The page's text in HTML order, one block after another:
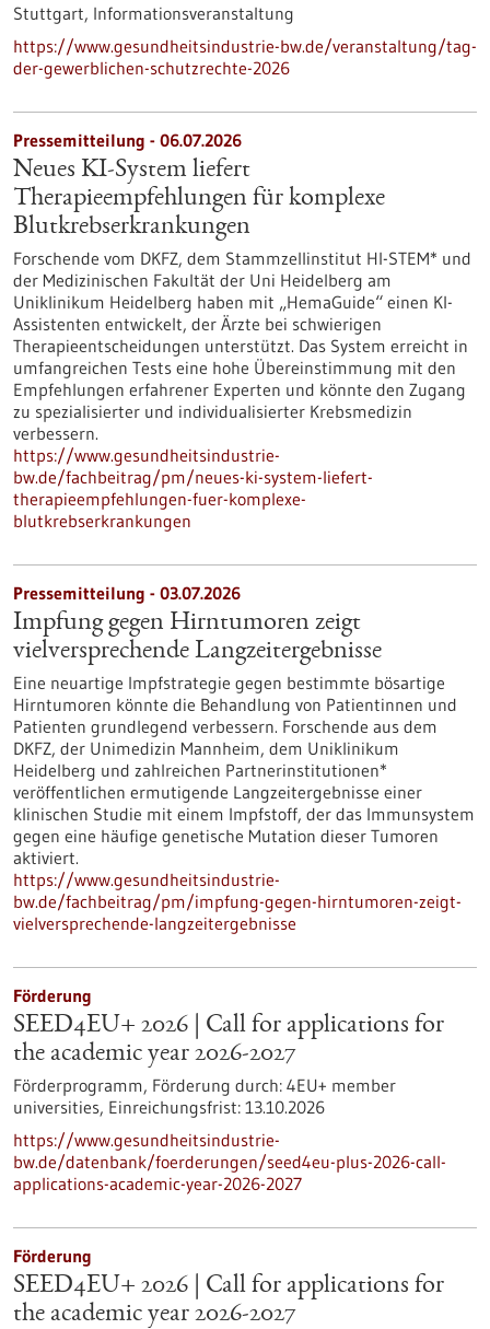
Stuttgart, Informationsveranstaltung
https://www.gesundheitsindustrie-bw.de/veranstaltung/tag-
der-gewerblichen-schutzrechte-2026
Pressemitteilung - 06.07.2026
Neues KI-System liefert
Therapieempfehlungen für komplexe
Blutkrebserkrankungen
Forschende vom DKFZ, dem Stammzellinstitut HI-STEM* und
der Medizinischen Fakultät der Uni Heidelberg am
Uniklinikum Heidelberg haben mit „HemaGuide“ einen KI-
Assistenten entwickelt, der Ärzte bei schwierigen
Therapieentscheidungen unterstützt. Das System erreicht in
umfangreichen Tests eine hohe Übereinstimmung mit den
Empfehlungen erfahrener Experten und könnte den Zugang
zu spezialisierter und individualisierter Krebsmedizin
verbessern.
https://www.gesundheitsindustrie-
bw.de/fachbeitrag/pm/neues-ki-system-liefert-
therapieempfehlungen-fuer-komplexe-
blutkrebserkrankungen
Pressemitteilung - 03.07.2026
Impfung gegen Hirntumoren zeigt
vielversprechende Langzeitergebnisse
Eine neuartige Impfstrategie gegen bestimmte bösartige
Hirntumoren könnte die Behandlung von Patientinnen und
Patienten grundlegend verbessern. Forschende aus dem
DKFZ, der Unimedizin Mannheim, dem Uniklinikum
Heidelberg und zahlreichen Partnerinstitutionen*
veröffentlichen ermutigende Langzeitergebnisse einer
klinischen Studie mit einem Impfstoff, der das Immunsystem
gegen eine häufige genetische Mutation dieser Tumoren
aktiviert.
https://www.gesundheitsindustrie-
bw.de/fachbeitrag/pm/impfung-gegen-hirntumoren-zeigt-
vielversprechende-langzeitergebnisse
Förderung
SEED4EU+ 2026 | Call for applications for
the academic year 2026-2027
Förderprogramm, Förderung durch: 4EU+ member
universities, Einreichungsfrist: 13.10.2026
https://www.gesundheitsindustrie-
bw.de/datenbank/foerderungen/seed4eu-plus-2026-call-
applications-academic-year-2026-2027
Förderung
SEED4EU+ 2026 | Call for applications for
the academic year 2026-2027